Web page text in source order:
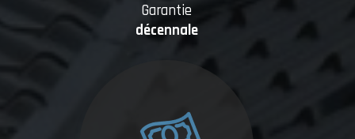
Garantie
décennale